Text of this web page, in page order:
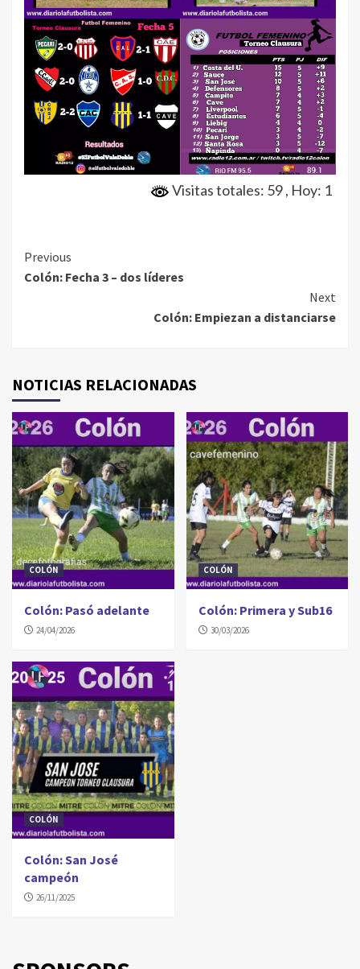
Visitas totales: 59, Hoy: 1
Continue
Reading
Previous
Colón: Fecha 3 – dos líderes
Next
Colón: Empiezan a distanciarse
NOTICIAS RELACIONADAS
COLÓN
Colón: Pasó adelante
24/04/2026
COLÓN
Colón: Primera y Sub16
30/03/2026
COLÓN
Colón: San José
campeón
26/11/2025